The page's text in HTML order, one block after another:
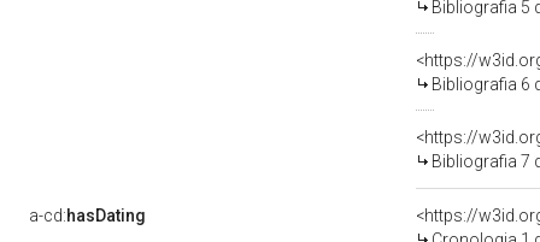
Bibliografia 5
<https://
Bibliografia 6
<https://
Bibliografia 7
a-cd:hasDating
<https://